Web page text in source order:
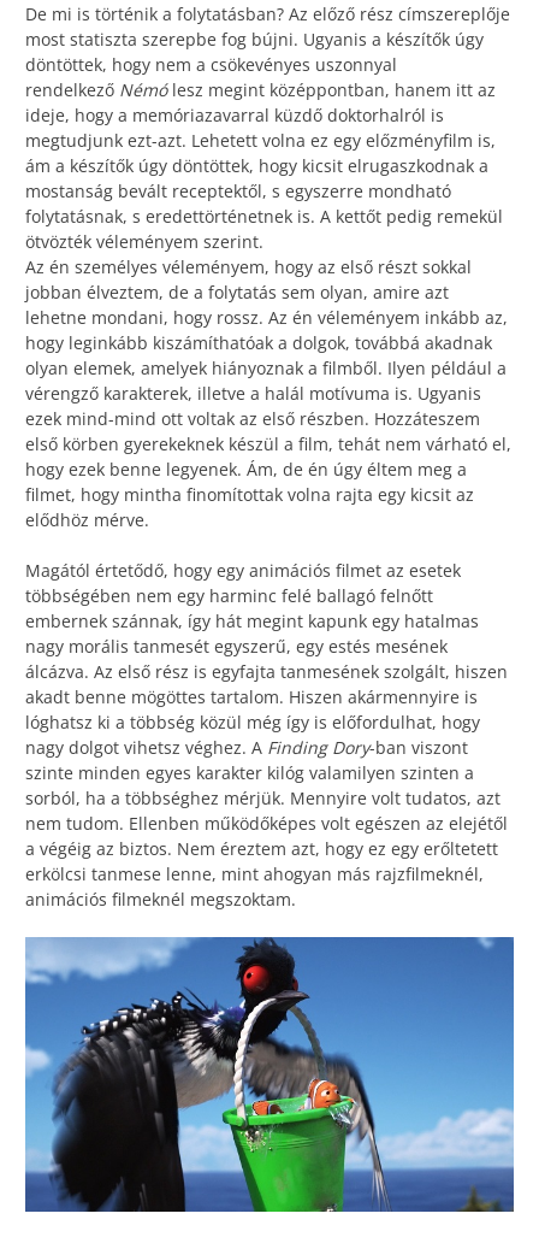
De mi is történik a folytatásban? Az előző rész címszereplője
most statiszta szerepbe fog bújni. Ugyanis a készítők úgy
döntöttek, hogy nem a csökevényes uszonnyal
rendelkező Némó lesz megint középpontban, hanem itt az
ideje, hogy a memóriazavarral küzdő doktorhalról is
megtudjunk ezt-azt. Lehetett volna ez egy előzményfilm is,
ám a készítők úgy döntöttek, hogy kicsit elrugaszkodnak a
mostanság bevált receptektől, s egyszerre mondható
folytatásnak, s eredettörténetnek is. A kettőt pedig remekül
ötvözték véleményem szerint.
Az én személyes véleményem, hogy az első részt sokkal
jobban élveztem, de a folytatás sem olyan, amire azt
lehetne mondani, hogy rossz. Az én véleményem inkább az,
hogy leginkább kiszámíthatóak a dolgok, továbbá akadnak
olyan elemek, amelyek hiányoznak a filmből. Ilyen például a
vérengző karakterek, illetve a halál motívuma is. Ugyanis
ezek mind-mind ott voltak az első részben. Hozzáteszem
első körben gyerekeknek készül a film, tehát nem várható el,
hogy ezek benne legyenek. Ám, de én úgy éltem meg a
filmet, hogy mintha finomítottak volna rajta egy kicsit az
elődhöz mérve.
Magától értetődő, hogy egy animációs filmet az esetek
többségében nem egy harminc felé ballagó felnőtt
embernek szánnak, így hát megint kapunk egy hatalmas
nagy morális tanmesét egyszerű, egy estés mesének
álcázva. Az első rész is egyfajta tanmesének szolgált, hiszen
akadt benne mögöttes tartalom. Hiszen akármennyire is
lóghatsz ki a többség közül még így is előfordulhat, hogy
nagy dolgot vihetsz véghez. A Finding Dory-ban viszont
szinte minden egyes karakter kilóg valamilyen szinten a
sorból, ha a többséghez mérjük. Mennyire volt tudatos, azt
nem tudom. Ellenben működőképes volt egészen az elejétől
a végéig az biztos. Nem éreztem azt, hogy ez egy erőltetett
erkölcsi tanmese lenne, mint ahogyan más rajzfilmeknél,
animációs filmeknél megszoktam.